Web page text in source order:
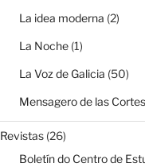
La idea moderna (2)
La Noche(1)
La Voz de Galicia (50)
Mensagero de las Cortes
Revistas(26)
Boletín do Centro de